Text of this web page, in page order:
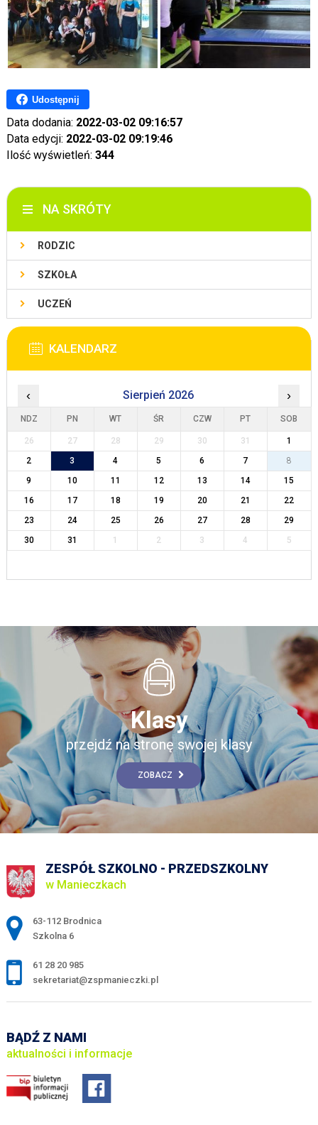
Udostępnij
Data dodania: 2022-03-02 09:16:57
Data edycji: 2022-03-02 09:19:46
Ilość wyświetleń: 344
NA SKRÓTY
RODZIC
SZKOŁA
UCZEŃ
KALENDARZ
‹ Sierpień 2026 ›
NDZ PN WT ŚR CZW PT SOB
26 27 28 29 30 31
1
2
3 4 5 6 7
8
9
10 11 12 13 14
15
16
17 18 19 20 21
22
23
24 25 26 27 28
29
30
31 1 2 3 4 5
Klasy
przejdź na stronę swojej klasy
ZOBACZ
ZESPÓŁ SZKOLNO - PRZEDSZKOLNY
w Manieczkach
Adres pocztowy:
63-112 Brodnica
Szkolna 6
61 28 20 985
sekretariat@zspmanieczki.pl
BĄDŹ Z NAMI
aktualności i informacje